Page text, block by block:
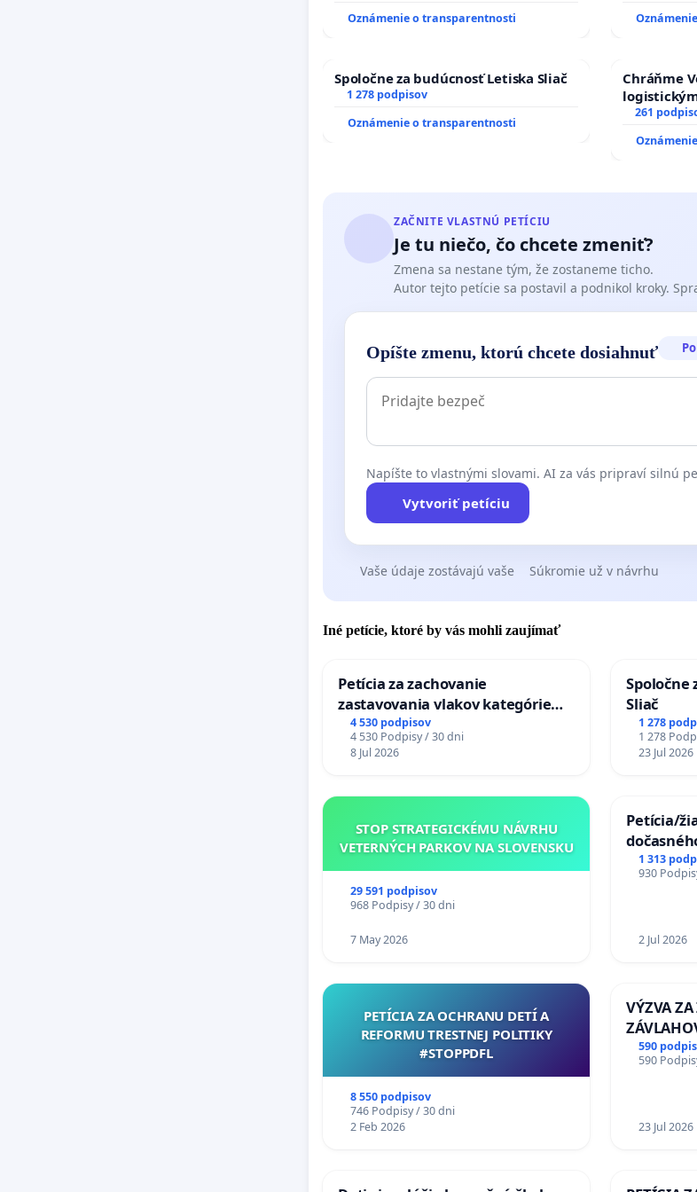
Oznámenie o transparentnosti
Spoločne za budúcnosť Letiska Sliač
1 278 podpisov
Oznámenie o transparentnosti
Chráňme
261
ZAČNITE VLASTNÚ PETÍCIU
Je tu niečo, čo chcete zmeniť?
Zmena sa nestane tým, že zostaneme ticho.
Autor tejto petície sa postavil a podnikol kroky.
Opíšte zmenu, ktorú chcete dosiahnuť
Napíšte to vlastnými slovami. AI za vás pripraví silnú
Vytvoriť petíciu
Vaše údaje zostávajú vaše Súkromie už v návrhu
Iné petície, ktoré by vás mohli zaujímať
Petícia za zachovanie
zastavovania vlakov kategórie
Expres (Ex) TATRAN v železničnej
stanici Púchov
4 530 podpisov
4 530 Podpisy / 30 dni
8 Jul 2026
Spoločne
Sliač
1 278
1 278
23 Jul 2026
STOP STRATEGICKÉMU NÁVRHU
VETERNÝCH PARKOV NA SLOVENSKU
29 591 podpisov
968 Podpisy / 30 dni
7 May 2026
Petícia/
uzávery
1 313
930
2 Jul 2026
PETÍCIA ZA OCHRANU DETÍ A
REFORMU TRESTNEJ POLITIKY
#STOPPDFL
8 550 podpisov
746 Podpisy / 30 dni
2 Feb 2026
VÝZVA
a
590
590
23 Jul 2026